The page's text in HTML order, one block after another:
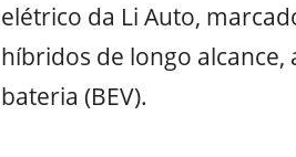
elétrico da Li Auto,
híbridos de longo alcance,
bateria (BEV).